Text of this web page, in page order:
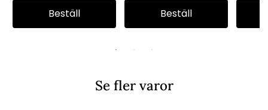
Beställ Beställ
Se fler varor